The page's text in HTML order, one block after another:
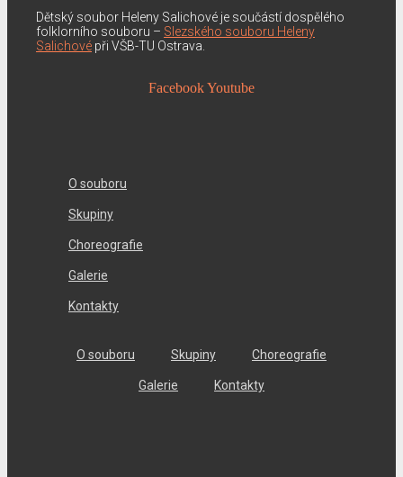
Dětský soubor Heleny Salichové je součástí dospělého
folklorního souboru – Slezského souboru Heleny
Salichové při VŠB-TU Ostrava.
FacebookYoutube
O souboru
Skupiny
Choreografie
Galerie
Kontakty
O souboru Skupiny Choreografie
Galerie Kontakty